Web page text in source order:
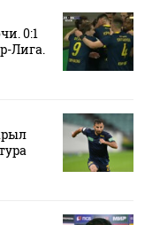
0:1
Лига.